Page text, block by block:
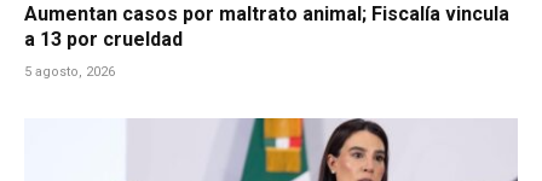
Aumentan casos por maltrato animal; Fiscalía vincula
a 13 por crueldad
5 agosto, 2026